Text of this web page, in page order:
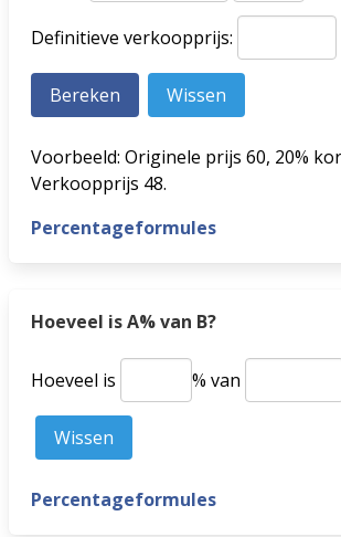
Definitieve verkoopprijs:
Voorbeeld: Originele prijs 60, 20%
Verkoopprijs 48.
Percentageformules
Hoeveel is A% van B?
Hoeveel is % van
Percentageformules